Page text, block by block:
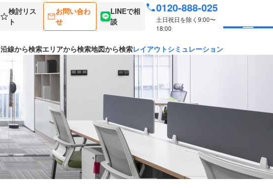
検討リス
ト
お問い合わ
せ
LINEで相
談
0120-888-025
土日祝日を除く9:00〜
18:00
沿線から検索エリアから検索地図から検索レイアウトシミュレーション